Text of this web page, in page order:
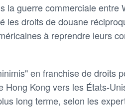
la guerre commerciale entre
les droits de douane
à reprendre leurs
en franchise de droits
Hong Kong vers les États-
long terme, selon les